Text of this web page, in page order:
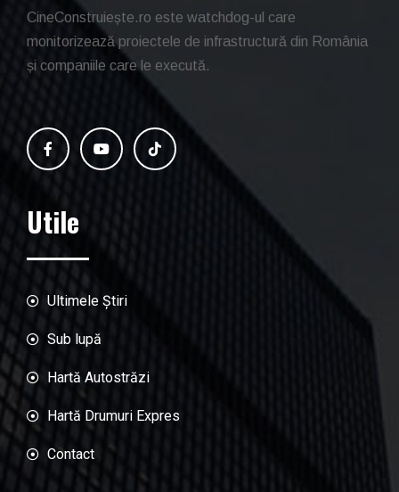
CineConstruiește.ro este watchdog-ul care
monitorizează proiectele de infrastructură din România
și companiile care le execută.
Utile
Ultimele Știri
Sub lupă
Hartă Autostrăzi
Hartă Drumuri Expres
Contact